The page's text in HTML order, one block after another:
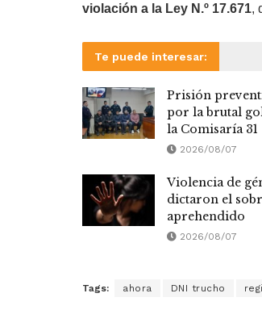
violación a la Ley N.º 17.671,
Te puede interesar:
Prisión
por la brutal
la Comisaría 31
2026/08/07
Violencia de
dictaron el
aprehendido
2026/08/07
Tags: ahora DNI trucho